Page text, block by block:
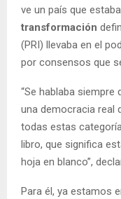
ve un país que
transformación
(PRI) llevaba en el
por consensos que
“Se hablaba siempre
una democracia real
todas estas
libro, que significa
hoja en blanco”,
Para él, ya estamos